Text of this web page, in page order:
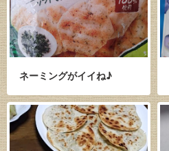
ネーミングがイイね♪